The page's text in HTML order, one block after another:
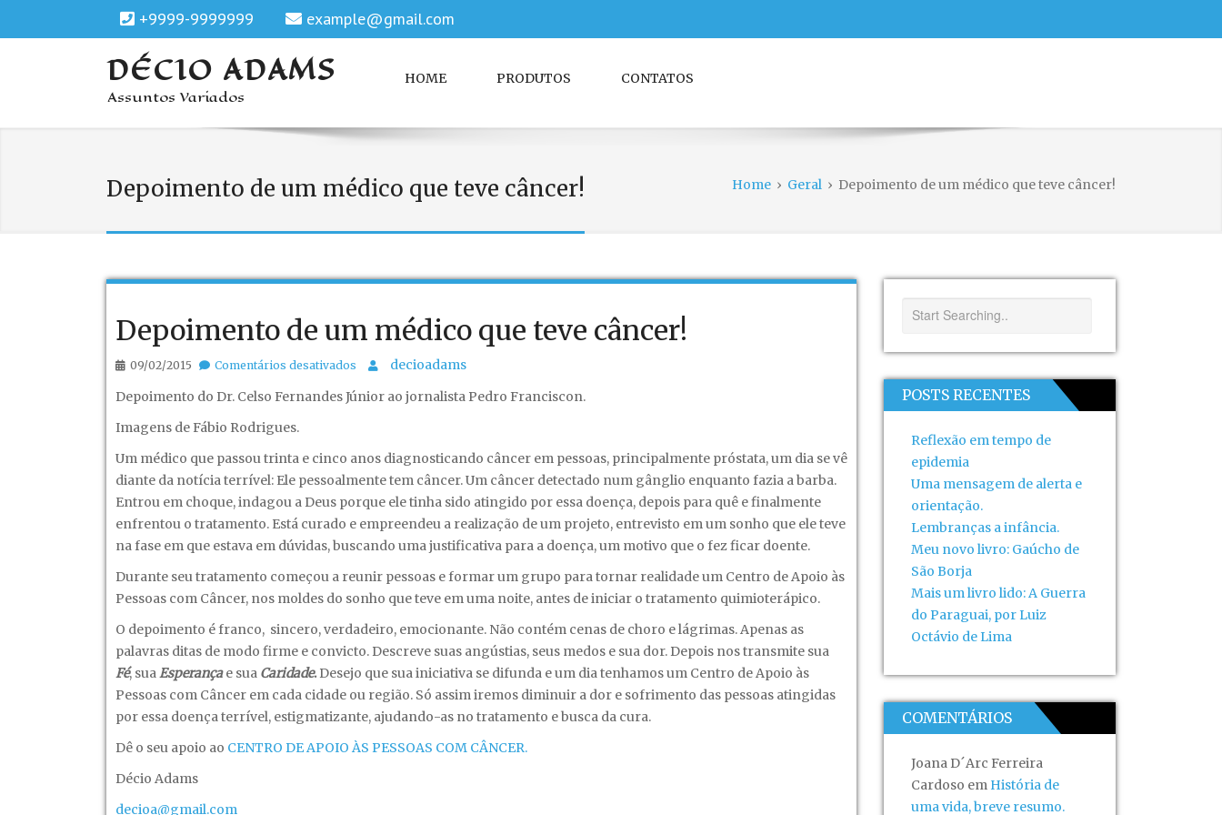
+9999-9999999 example@gmail.com
DÉCIO ADAMS
Assuntos Variados
HOME PRODUTOS CONTATOS
Depoimento de um médico que teve câncer! Home › Geral › Depoimento de um médico que teve câncer!
Depoimento de um médico que teve câncer!
09/02/2015 Comentários desativados em
médico
decioadams
Depoimento do Dr. Celso Fernandes Júnior ao jornalista Pedro Franciscon.
Imagens de Fábio Rodrigues.
Um médico que passou trinta e cinco anos diagnosticando câncer em pessoas, principalmente próstata, um dia se vê
diante da notícia terrível: Ele pessoalmente tem câncer. Um câncer detectado num gânglio enquanto fazia a barba.
Entrou em choque, indagou a Deus porque ele tinha sido atingido por essa doença, depois para quê e finalmente
enfrentou o tratamento. Está curado e empreendeu a realização de um projeto, entrevisto em um sonho que ele teve
na fase em que estava em dúvidas, buscando uma justificativa para a doença, um motivo que o fez ficar doente.
Durante seu tratamento começou a reunir pessoas e formar um grupo para tornar realidade um Centro de Apoio às
Pessoas com Câncer, nos moldes do sonho que teve em uma noite, antes de iniciar o tratamento quimioterápico.
O depoimento é franco, sincero, verdadeiro, emocionante. Não contém cenas de choro e lágrimas. Apenas as
palavras ditas de modo firme e convicto. Descreve suas angústias, seus medos e sua dor. Depois nos transmite sua
Fé, suaEsperançae sua Caridade. Desejo que sua iniciativa se difunda e um dia tenhamos um Centro de Apoio às
Pessoas com Câncer em cada cidade ou região. Só assim iremos diminuir a dor e sofrimento das pessoas atingidas
por essa doença terrível, estigmatizante, ajudando-as no tratamento e busca da cura.
Dê o seu apoio ao CENTRO DE APOIO ÀS PESSOAS COM CÂNCER.
Décio Adams
decioa@gmail.com
POSTS RECENTES
Reflexão em tempo de
epidemia
Uma mensagem de alerta e
orientação.
Lembranças a infância.
Meu novo livro: Gaúcho de
São Borja
Mais um livro lido: A Guerra
do Paraguai, por Luiz
Octávio de Lima
COMENTÁRIOS
Joana D´Arc Ferreira
Cardoso em História de
uma vida, breve resumo.